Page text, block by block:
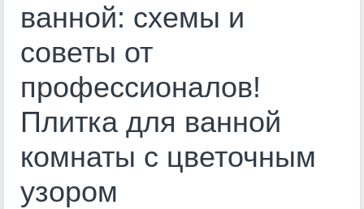
ванной: схемы и
советы от
профессионалов!
Плитка для ванной
комнаты с цветочным
узором